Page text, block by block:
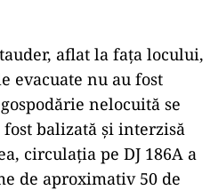
aflat la fața locului,
evacuate nu au fost
nelocuită se
balizată și interzisă
circulația pe DJ 186A a
de aproximativ 50 de